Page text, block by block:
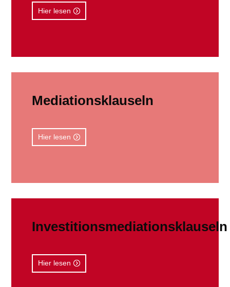
Hier lesen
Mediationsklauseln
Hier lesen
Investitionsmediationsklauseln
Hier lesen